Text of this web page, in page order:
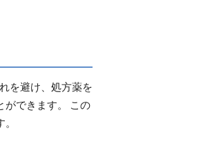
を避け、処方薬を
ができます。 この